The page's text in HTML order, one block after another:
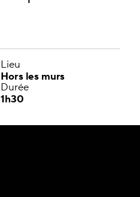
Lieu
Hors les murs
Durée
1h30